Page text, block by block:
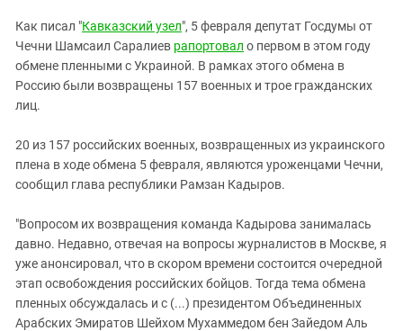
Южная Осетия
Южный Кавказ
ЮФО
Как писал "Кавказский узел", 5 февраля депутат Госдумы от
Чечни Шамсаил Саралиев рапортовал о первом в этом году
обмене пленными с Украиной. В рамках этого обмена в
Россию были возвращены 157 военных и трое гражданских
лиц.
20 из 157 российских военных, возвращенных из украинского
плена в ходе обмена 5 февраля, являются уроженцами Чечни,
сообщил глава республики Рамзан Кадыров.
"Вопросом их возвращения команда Кадырова занималась
давно. Недавно, отвечая на вопросы журналистов в Москве, я
уже анонсировал, что в скором времени состоится очередной
этап освобождения российских бойцов. Тогда тема обмена
пленных обсуждалась и с (...) президентом Объединенных
Арабских Эмиратов Шейхом Мухаммедом бен Зайедом Аль